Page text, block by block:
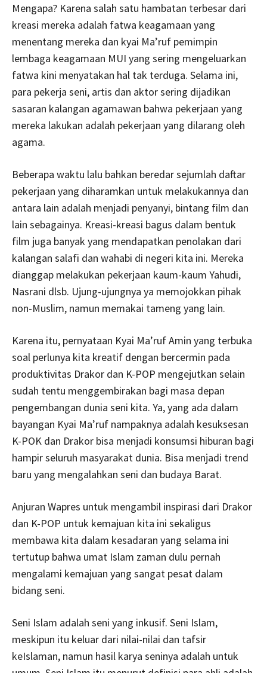
Mengapa? Karena salah satu hambatan terbesar dari
kreasi mereka adalah fatwa keagamaan yang
menentang mereka dan kyai Ma’ruf pemimpin
lembaga keagamaan MUI yang sering mengeluarkan
fatwa kini menyatakan hal tak terduga. Selama ini,
para pekerja seni, artis dan aktor sering dijadikan
sasaran kalangan agamawan bahwa pekerjaan yang
mereka lakukan adalah pekerjaan yang dilarang oleh
agama.
Beberapa waktu lalu bahkan beredar sejumlah daftar
pekerjaan yang diharamkan untuk melakukannya dan
antara lain adalah menjadi penyanyi, bintang film dan
lain sebagainya. Kreasi-kreasi bagus dalam bentuk
film juga banyak yang mendapatkan penolakan dari
kalangan salafi dan wahabi di negeri kita ini. Mereka
dianggap melakukan pekerjaan kaum-kaum Yahudi,
Nasrani dlsb. Ujung-ujungnya ya memojokkan pihak
non-Muslim, namun memakai tameng yang lain.
Karena itu, pernyataan Kyai Ma’ruf Amin yang terbuka
soal perlunya kita kreatif dengan bercermin pada
produktivitas Drakor dan K-POP mengejutkan selain
sudah tentu menggembirakan bagi masa depan
pengembangan dunia seni kita. Ya, yang ada dalam
bayangan Kyai Ma’ruf nampaknya adalah kesuksesan
K-POK dan Drakor bisa menjadi konsumsi hiburan bagi
hampir seluruh masyarakat dunia. Bisa menjadi trend
baru yang mengalahkan seni dan budaya Barat.
Anjuran Wapres untuk mengambil inspirasi dari Drakor
dan K-POP untuk kemajuan kita ini sekaligus
membawa kita dalam kesadaran yang selama ini
tertutup bahwa umat Islam zaman dulu pernah
mengalami kemajuan yang sangat pesat dalam
bidang seni.
Seni Islam adalah seni yang inkusif. Seni Islam,
meskipun itu keluar dari nilai-nilai dan tafsir
keIslaman, namun hasil karya seninya adalah untuk